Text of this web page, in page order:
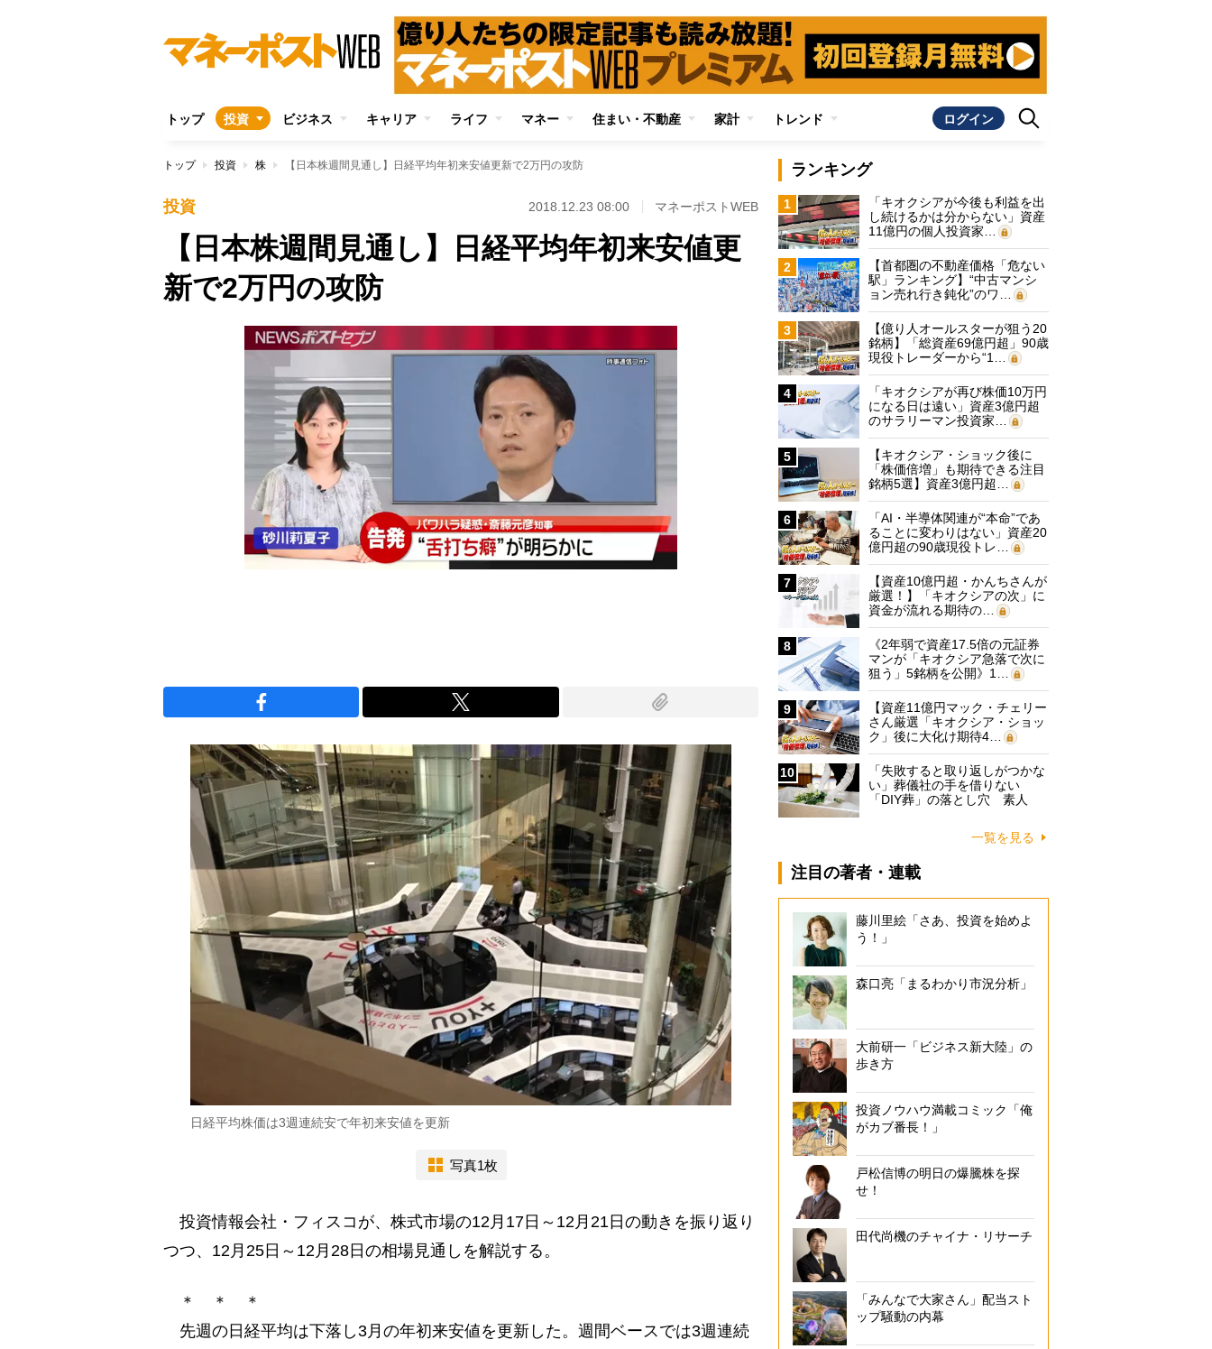
トップ 投資 ビジネス キャリア ライフ マネー 住まい・不動産 家計 トレンド ログイン
トップ 投資 株 【日本株週間見通し】日経平均年初来安値更新で2万円の攻防
投資 2018.12.23 08:00 マネーポストWEB
【日本株週間見通し】日経平均年初来安値更
新で2万円の攻防
日経平均株価は3週連続安で年初来安値を更新
写真1枚
投資情報会社・フィスコが、株式市場の12月17日～12月21日の動きを振り返り
つつ、12月25日～12月28日の相場見通しを解説する。
＊ ＊ ＊
先週の日経平均は下落し3月の年初来安値を更新した。週間ベースでは3週連続
ランキング
1
「キオクシアが今後も利益を出
し続けるかは分からない」資産
11億円の個人投資家…
2
【首都圏の不動産価格「危ない
駅」ランキング】“中古マンシ
ョン売れ行き鈍化”のワ…
3
【億り人オールスターが狙う20
銘柄】「総資産69億円超」90歳
現役トレーダーから“1…
4
「キオクシアが再び株価10万円
になる日は遠い」資産3億円超
のサラリーマン投資家…
5
【キオクシア・ショック後に
「株価倍増」も期待できる注目
銘柄5選】資産3億円超…
6
「AI・半導体関連が“本命”であ
ることに変わりはない」資産20
億円超の90歳現役トレ…
7
【資産10億円超・かんちさんが
厳選！】「キオクシアの次」に
資金が流れる期待の…
8
《2年弱で資産17.5倍の元証券
マンが「キオクシア急落で次に
狙う」5銘柄を公開》1…
9
【資産11億円マック・チェリー
さん厳選「キオクシア・ショッ
ク」後に大化け期待4…
10
「失敗すると取り返しがつかな
い」葬儀社の手を借りない
「DIY葬」の落とし穴 素人
一覧を見る
注目の著者・連載
藤川里絵「さあ、投資を始めよ
う！」
森口亮「まるわかり市況分析」
大前研一「ビジネス新大陸」の
歩き方
投資ノウハウ満載コミック「俺
がカブ番長！」
戸松信博の明日の爆騰株を探
せ！
田代尚機のチャイナ・リサーチ
「みんなで大家さん」配当スト
ップ騒動の内幕